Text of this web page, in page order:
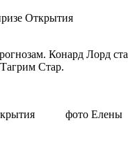
Открытия
Конард Лорд
Стар.
Открытия фото Елены